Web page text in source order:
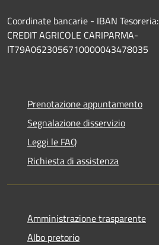
Coordinate bancarie - IBAN Tesoreria:
CREDIT AGRICOLE CARIPARMA-
IT79A0623056710000043478035
Prenotazione appuntamento
Segnalazione disservizio
Leggi le FAQ
Richiesta di assistenza
Amministrazione trasparente
Albo pretorio